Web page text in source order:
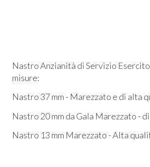
Nastro Anzianità di Servizio
misure:
Nastro 37 mm - Marezzato e di alta
Nastro 20 mm da Gala Marezzato -
Nastro 13 mm Marezzato - Alta